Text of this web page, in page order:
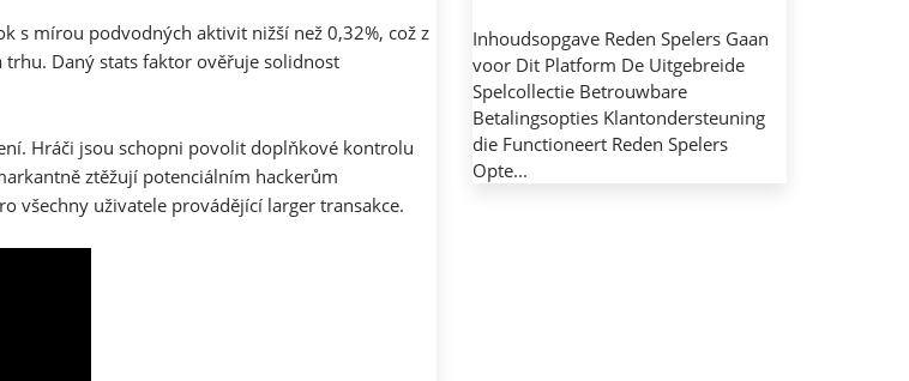
s mírou podvodných aktivit nižší než 0,32%, což z
Daný stats faktor ověřuje solidnost
Hráči jsou schopni povolit doplňkové kontrolu
ztěžují potenciálním hackerům
všechny uživatele provádějící larger transakce.
Inhoudsopgave Reden Spelers Gaan
voor Dit Platform De Uitgebreide
Spelcollectie Betrouwbare
Betalingsopties Klantondersteuning
die Functioneert Reden Spelers
Opte...